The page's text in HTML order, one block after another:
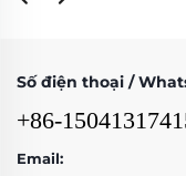
Số điện thoại /
+86-
Email: